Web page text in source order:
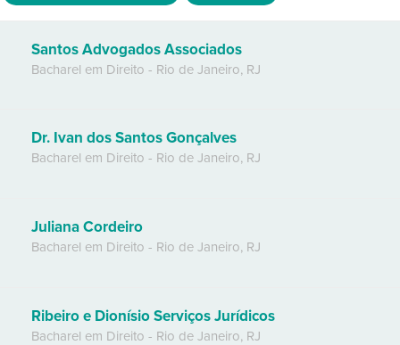
Santos Advogados Associados
Bacharel em Direito - Rio de Janeiro, RJ
Dr. Ivan dos Santos Gonçalves
Bacharel em Direito - Rio de Janeiro, RJ
Juliana Cordeiro
Bacharel em Direito - Rio de Janeiro, RJ
Ribeiro e Dionísio Serviços Jurídicos
Bacharel em Direito - Rio de Janeiro, RJ